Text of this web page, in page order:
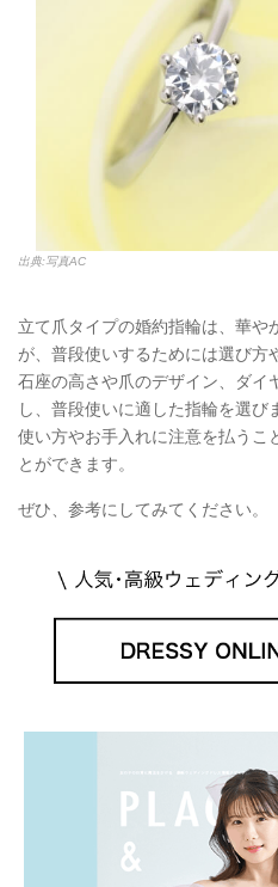
出典:写真AC
立て爪タイプの婚約指輪は、華や
が、普段使いするためには選び方
石座の高さや爪のデザイン、ダイ
し、普段使いに適した指輪を選
使い方やお手入れに注意を払うこ
とができます。
ぜひ、参考にしてみてください。